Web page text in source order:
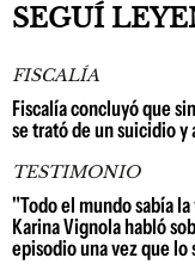
SEGUÍ
FISCALÍA
Fiscalía concluyó que
se trató de un suicidio
TESTIMONIO
"Todo el mundo sabía
Karina Vignola habló
episodio una vez que lo